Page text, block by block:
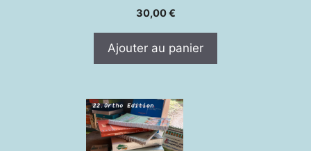
30,00€
Ajouter au panier